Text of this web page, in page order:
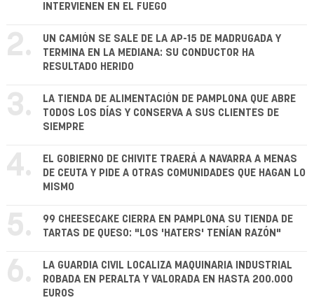
INTERVIENEN EN EL FUEGO
2.
UN CAMIÓN SE SALE DE LA AP-15 DE MADRUGADA Y
TERMINA EN LA MEDIANA: SU CONDUCTOR HA
RESULTADO HERIDO
3.
LA TIENDA DE ALIMENTACIÓN DE PAMPLONA QUE ABRE
TODOS LOS DÍAS Y CONSERVA A SUS CLIENTES DE
SIEMPRE
4.
EL GOBIERNO DE CHIVITE TRAERÁ A NAVARRA A MENAS
DE CEUTA Y PIDE A OTRAS COMUNIDADES QUE HAGAN LO
MISMO
5.
99 CHEESECAKE CIERRA EN PAMPLONA SU TIENDA DE
TARTAS DE QUESO: "LOS 'HATERS' TENÍAN RAZÓN"
6.
LA GUARDIA CIVIL LOCALIZA MAQUINARIA INDUSTRIAL
ROBADA EN PERALTA Y VALORADA EN HASTA 200.000
EUROS